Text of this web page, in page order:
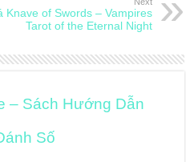
Knave of Swords – Vampires
Tarot of the Eternal Night
– Sách Hướng Dẫn
Số